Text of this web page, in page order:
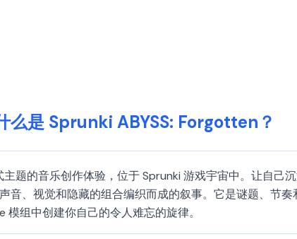
么是 Sprunki ABYSS: Forgotten？
题的音乐创作体验，位于 Sprunki 游戏宇宙中。让自己
音、视觉和隐藏的组合编织而成的叙事。它是谜题、节
组中创建你自己的令人难忘的旋律。